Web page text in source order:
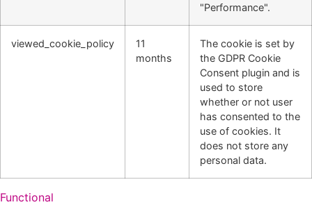
"Performance".
viewed_cookie_policy
11
months
The cookie is set by
the GDPR Cookie
Consent plugin and is
used to store
whether or not user
has consented to the
use of cookies. It
does not store any
personal data.
Functional